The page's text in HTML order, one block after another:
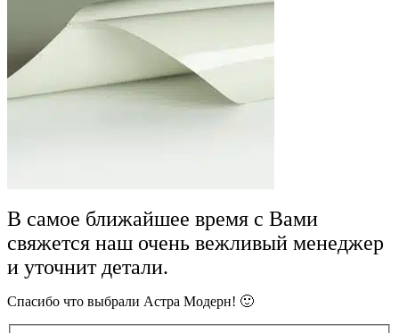
В самое ближайшее время с Вами
свяжется наш очень вежливый менеджер
и уточнит детали.
Спасибо что выбрали Астра Модерн! 🙂